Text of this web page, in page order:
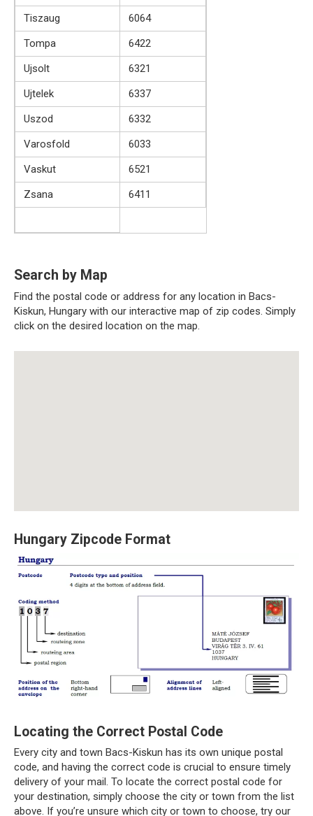
Tiszaug
6064
Tompa
6422
Ujsolt
6321
Ujtelek
6337
Uszod
6332
Varosfold
6033
Vaskut
6521
Zsana
6411
Search by Map
Find the postal code or address for any location in Bacs-
Kiskun, Hungary with our interactive map of zip codes. Simply
click on the desired location on the map.
Hungary Zipcode Format
Locating the Correct Postal Code
Every city and town Bacs-Kiskun has its own unique postal
code, and having the correct code is crucial to ensure timely
delivery of your mail. To locate the correct postal code for
your destination, simply choose the city or town from the list
above. If you’re unsure which city or town to choose, try our